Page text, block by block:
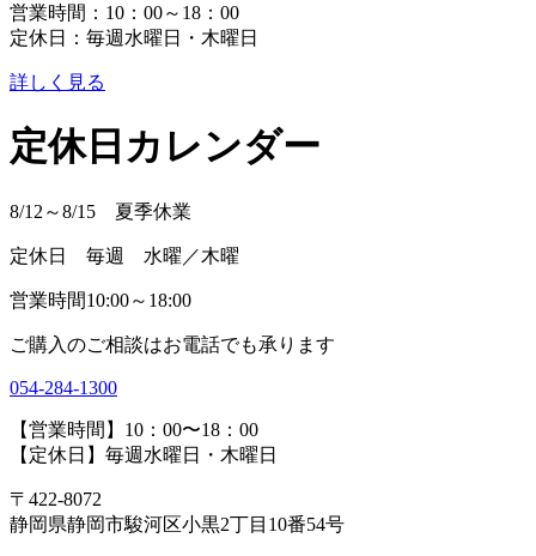
営業時間：10：00～18：00
定休日：毎週水曜日・木曜日
詳しく見る
定休日カレンダー
8/12～8/15 夏季休業
定休日 毎週 水曜／木曜
営業時間10:00～18:00
ご購入のご相談はお電話でも承ります
054-284-1300
【営業時間】10：00〜18：00
【定休日】毎週水曜日・木曜日
〒422-8072
静岡県静岡市駿河区小黒2丁目10番54号